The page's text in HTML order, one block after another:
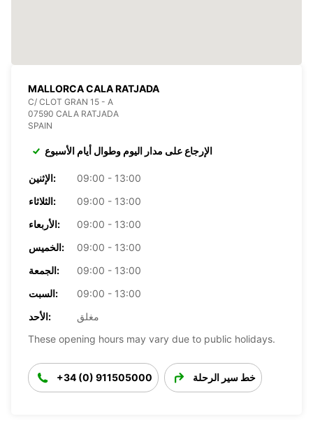
MALLORCA CALA RATJADA
C/ CLOT GRAN 15 - A
07590 CALA RATJADA
SPAIN
الإرجاع على مدار اليوم وطوال أيام الأسبوع
الإثنين:
09:00 - 13:00
الثلاثاء:
09:00 - 13:00
الأربعاء:
09:00 - 13:00
الخميس:
09:00 - 13:00
الجمعة:
09:00 - 13:00
السبت:
09:00 - 13:00
الأحد:
مغلق
These opening hours may vary due to public holidays.
+34 (0) 911505000 خط سير الرحلة